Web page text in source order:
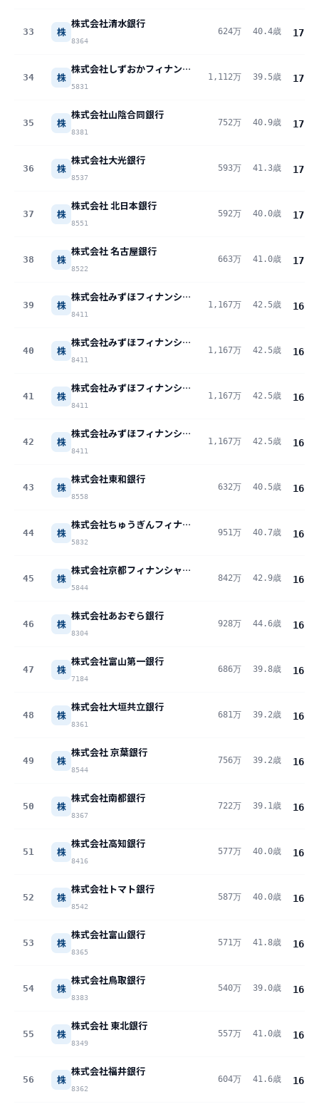
33 株
株式会社清水銀行
8364
624万 40.4歳 17.2
34 株
株式会社しずおかフィナンシャルグループ
5831
1,112万 39.5歳 17.1
35 株
株式会社山陰合同銀行
8381
752万 40.9歳 17.1
36 株
株式会社大光銀行
8537
593万 41.3歳 17.1
37 株
株式会社 北日本銀行
8551
592万 40.0歳 17.0
38 株
株式会社 名古屋銀行
8522
663万 41.0歳 17.0
39 株
株式会社みずほフィナンシャルグループ
8411
1,167万 42.5歳 16.9
40 株
株式会社みずほフィナンシャルグループ
8411
1,167万 42.5歳 16.9
41 株
株式会社みずほフィナンシャルグループ
8411
1,167万 42.5歳 16.9
42 株
株式会社みずほフィナンシャルグループ
8411
1,167万 42.5歳 16.9
43 株
株式会社東和銀行
8558
632万 40.5歳 16.9
44 株
株式会社ちゅうぎんフィナンシャルグループ
5832
951万 40.7歳 16.7
45 株
株式会社京都フィナンシャルグループ
5844
842万 42.9歳 16.7
46 株
株式会社あおぞら銀行
8304
928万 44.6歳 16.6
47 株
株式会社富山第一銀行
7184
686万 39.8歳 16.6
48 株
株式会社大垣共立銀行
8361
681万 39.2歳 16.6
49 株
株式会社 京葉銀行
8544
756万 39.2歳 16.5
50 株
株式会社南都銀行
8367
722万 39.1歳 16.5
51 株
株式会社高知銀行
8416
577万 40.0歳 16.4
52 株
株式会社トマト銀行
8542
587万 40.0歳 16.3
53 株
株式会社富山銀行
8365
571万 41.8歳 16.3
54 株
株式会社鳥取銀行
8383
540万 39.0歳 16.1
55 株
株式会社 東北銀行
8349
557万 41.0歳 16.1
56 株
株式会社福井銀行
8362
604万 41.6歳 16.0